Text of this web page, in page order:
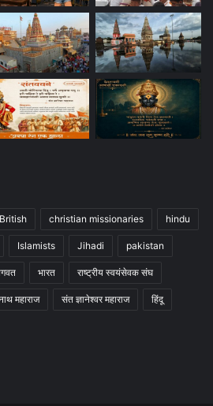
British christian missionaries hindu
Islamists Jihadi pakistan
भारत राष्ट्रीय स्वयंसेवक संघ
महाराज संत ज्ञानेश्वर महाराज हिंदू